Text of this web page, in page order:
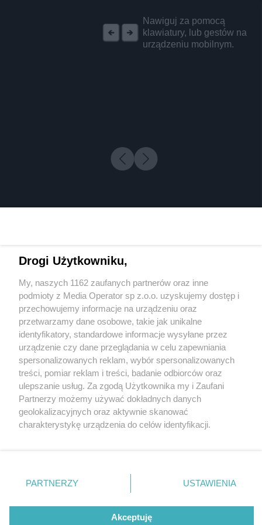
Nawiguj za pomocą
klawiatury, lub gestów na
urządzeniu mobilnym.
1 / 0
Wydawca mediów lokalnych
Nie zapomnij
zapoznać się z:
polityką prywatności
Twojemiasto
Piekary Śląskie
Chorzów
Tarnowskie Góry
Gliwice
Skontakuj sięz nami
Kontakt
Redakcja
Newsletter
Drogi Użytkowniku,
My, naszych 1162 zaufanych partnerów oraz inne
podmioty z Media Operator sp z.o.o. uzyskujemy dostęp i
przechowujemy informacje na urządzeniu oraz
przetwarzamy dane osobowe, takie jak unikalne
identyfikatory, standardowe informacje wysyłane przez
urządzenie czy dane przeglądania w celu zapewniania
spersonalizowanych reklam, wybór spersonalizowanych
treści, pomiar reklam i treści, badanie odbiorców oraz
ulepszanie usług. Za zgodą Użytkownika my i Zaufani
Partnerzy możemy używać dokładnych danych
geolokalizacyjnych oraz aktywnie skanować
charakterystykę urządzenia do celów identyfikacji.
zmienić/wycofać klikając przycisk ustawień prywatności
znajdujący się w lewym dolnym rogu strony
rodzaje przetwarzania danych nie wymagają zgody
użytkownika, ale masz prawo sprzeciwić się takiemu
PARTNERZY USTAWIENIA
Akceptuję